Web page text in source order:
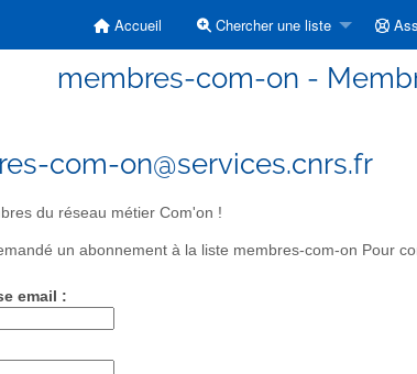
Accueil Chercher une liste
membres-com-on -
com-on@services.cnrs.fr
du réseau métier Com'on !
un abonnement à la liste membres-com-on Pour
email :